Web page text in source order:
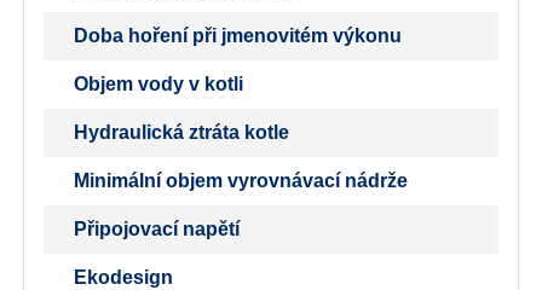
Doba hoření při jmenovitém výkonu
Objem vody v kotli
Hydraulická ztráta kotle
Minimální objem vyrovnávací nádrže
Připojovací napětí
Ekodesign